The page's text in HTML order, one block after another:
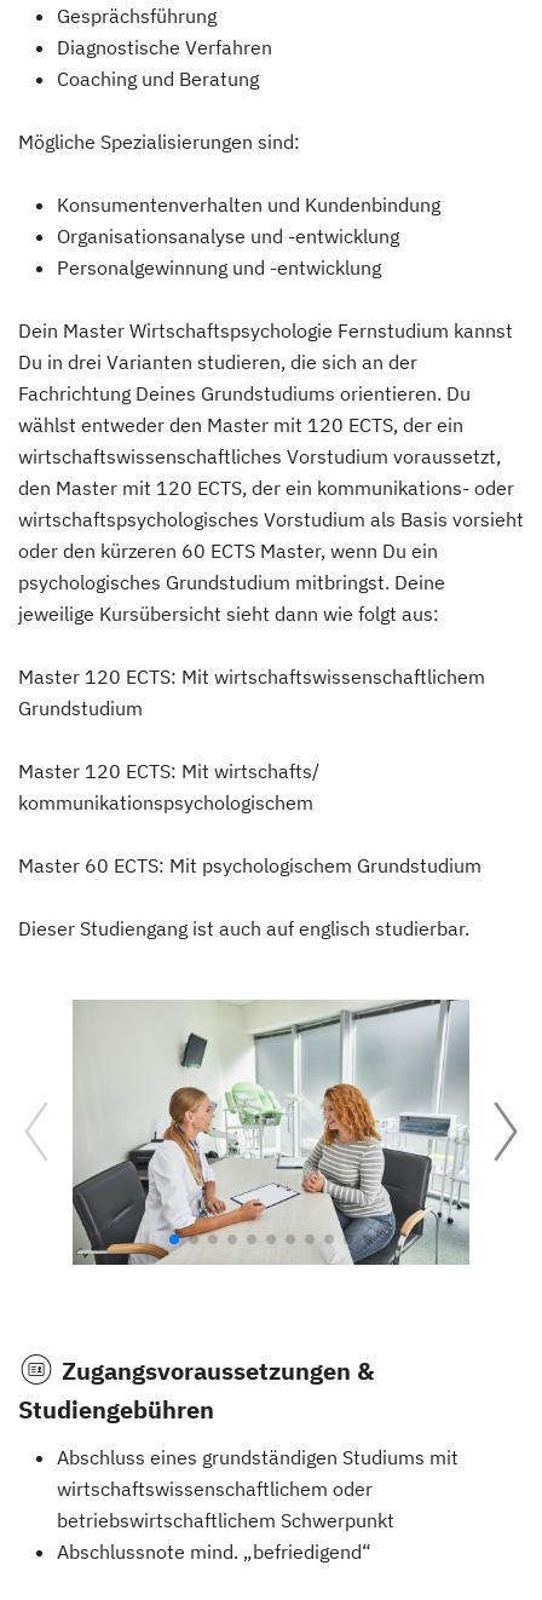
Gesprächsführung
Diagnostische Verfahren
Coaching und Beratung
Mögliche Spezialisierungen sind:
Konsumentenverhalten und Kundenbindung
Organisationsanalyse und -entwicklung
Personalgewinnung und -entwicklung
Dein Master Wirtschaftspsychologie Fernstudium kannst
Du in drei Varianten studieren, die sich an der
Fachrichtung Deines Grundstudiums orientieren. Du
wählst entweder den Master mit 120 ECTS, der ein
wirtschaftswissenschaftliches Vorstudium voraussetzt,
den Master mit 120 ECTS, der ein kommunikations- oder
wirtschaftspsychologisches Vorstudium als Basis vorsieht
oder den kürzeren 60 ECTS Master, wenn Du ein
psychologisches Grundstudium mitbringst. Deine
jeweilige Kursübersicht sieht dann wie folgt aus:
Master 120 ECTS: Mit wirtschaftswissenschaftlichem
Grundstudium
Master 120 ECTS: Mit wirtschafts/
kommunikationspsychologischem
Master 60 ECTS: Mit psychologischem Grundstudium
Dieser Studiengang ist auch auf englisch studierbar.
Zugangsvoraussetzungen &
Studiengebühren
Abschluss eines grundständigen Studiums mit
wirtschaftswissenschaftlichem oder
betriebswirtschaftlichem Schwerpunkt
Abschlussnote mind. „befriedigend“